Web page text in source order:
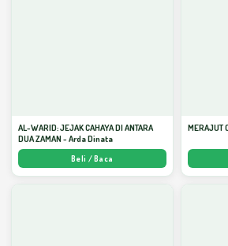
AL-WARID: JEJAK CAHAYA DI ANTARA
DUA ZAMAN - Arda Dinata
Beli / Baca
MERAJUT